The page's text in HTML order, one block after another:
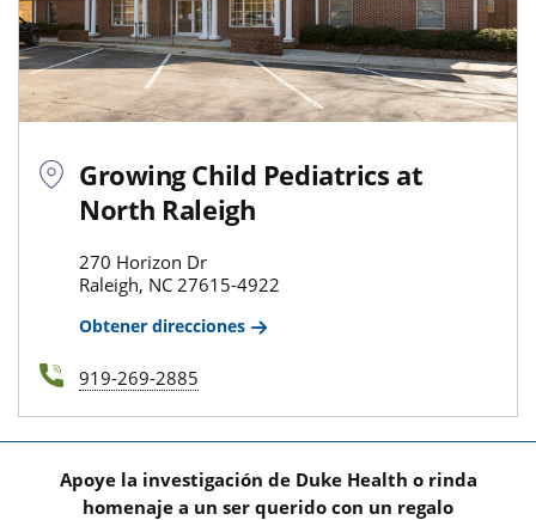
Growing Child Pediatrics at
North Raleigh
270 Horizon Dr
Raleigh, NC 27615-4922
Obtener direcciones
919-269-2885
Apoye la investigación de Duke Health o rinda
homenaje a un ser querido con un regalo